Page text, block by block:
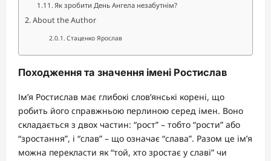
Як зробити День Ангела незабутнім?
About the Author
Стаценко Ярослав
Походження та значення імені Ростислав
Ім’я Ростислав має глибокі слов’янські корені, що
робить його справжньою перлиною серед імен. Воно
складається з двох частин: “рост” – тобто “рости” або
“зростання”, і “слав” – що означає “слава”. Разом це ім’я
можна перекласти як “той, хто зростає у славі” чи